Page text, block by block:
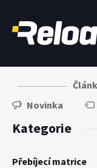
Novinka
Kategorie
Přebíjecí matrice